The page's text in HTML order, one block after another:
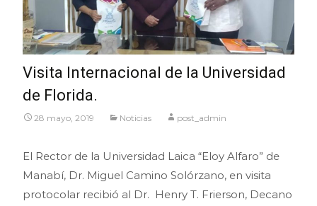
Visita Internacional de la Universidad
de Florida.
28 mayo, 2019 Noticias post_admin
El Rector de la Universidad Laica “Eloy Alfaro” de
Manabí, Dr. Miguel Camino Solórzano, en visita
protocolar recibió al Dr. Henry T. Frierson, Decano